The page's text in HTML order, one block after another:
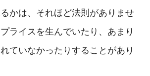
かは、それほど法則がありませ
ライスを生んでいたり、あまり
ていなかったりすることがあり